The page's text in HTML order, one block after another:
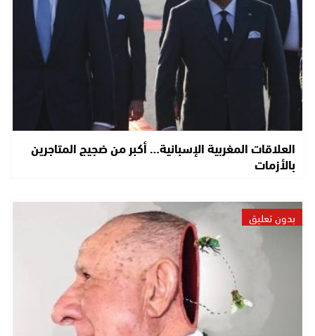
العلاقات المغربية الإسبانية… أكبر من ضجيج المتاجرين
بالأزمات
بدون تعليق